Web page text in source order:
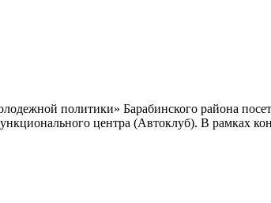
политики» Барабинского района
центра (Автоклуб). В рамках